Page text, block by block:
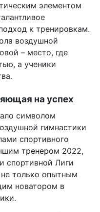
элементом
к тренировкам.
воздушной
– место, где
а ученики
на успех
символом
гимнастики
спортивного
тренером 2022,
спортивной Лиги
только опытным
новатором в